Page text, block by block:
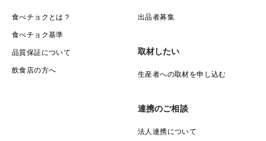
食べチョクとは？
食べチョク基準
品質保証について
飲食店の方へ
出品者募集
取材したい
生産者への取材を申し込む
連携のご相談
法人連携について